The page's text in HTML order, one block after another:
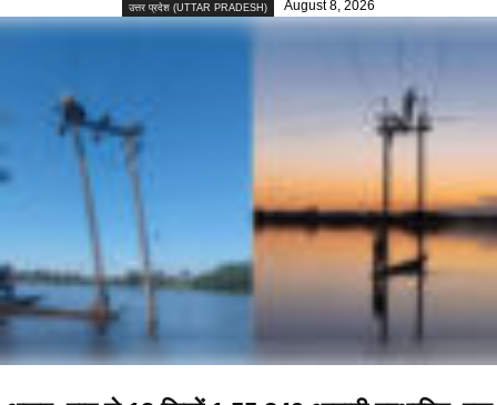
उत्तर प्रदेश (UTTAR PRADESH) August 8, 2026